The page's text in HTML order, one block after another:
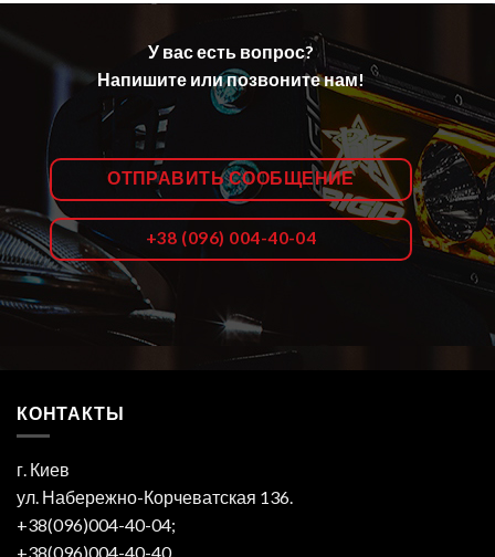
У вас есть вопрос?
Напишите или позвоните нам!
ОТПРАВИТЬ СООБЩЕНИЕ
+38 (096) 004-40-04
КОНТАКТЫ
г. Киев
ул. Набережно-Корчеватская 136.
+38(096)004-40-04;
+38(096)004-40-40.